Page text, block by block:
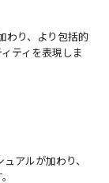
わり、より包括的
ティを表現しま
アルが加わり、